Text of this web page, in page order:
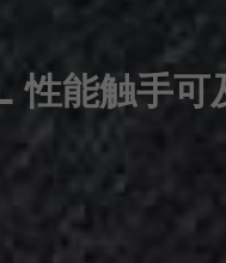
性能触手可